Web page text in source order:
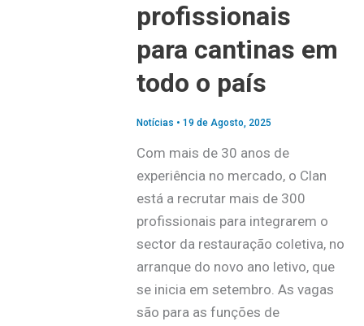
profissionais
para cantinas em
todo o país
Notícias • 19 de Agosto, 2025
Com mais de 30 anos de
experiência no mercado, o Clan
está a recrutar mais de 300
profissionais para integrarem o
sector da restauração coletiva, no
arranque do novo ano letivo, que
se inicia em setembro. As vagas
são para as funções de